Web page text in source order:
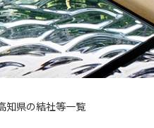
県の結社等一覧